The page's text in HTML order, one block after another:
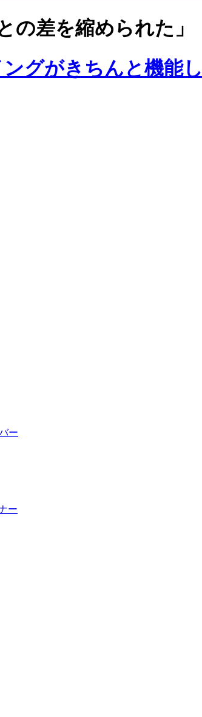
の差を縮められた」
グがきちんと機能
ー
ー